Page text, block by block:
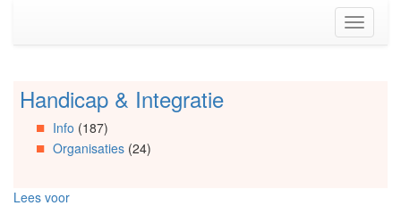
(Accesskey
Toggle
Spring
Artikels
Spring
Spring
Handicap & Integratie
Info (187)
Organisaties(24)
Lees voor